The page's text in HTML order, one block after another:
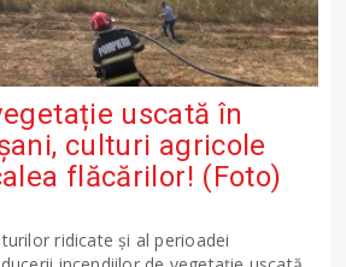
uscată în
culturi agricole
flăcărilor! (Foto)
ridicate și al perioadei